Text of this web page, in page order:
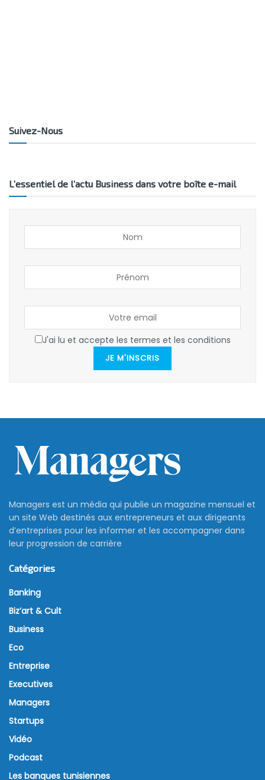
Suivez-Nous
L’essentiel de l’actu Business dans votre boîte e-mail
J'ai lu et accepte les termes et les conditions
JE M'INSCRIS
Managers est un média qui publie un magazine mensuel et
un site Web destinés aux entrepreneurs et aux dirigeants
d’entreprises pour les informer et les accompagner dans
leur progression de carrière
Catégories
Banking
Biz’art & Cult
Business
Eco
Entreprise
Executives
Managers
Startups
Vidéo
Podcast
Les banques tunisiennes